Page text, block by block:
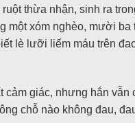
thừa nhận, sinh ra
một xóm nghèo, mười ba
lè lưỡi liếm máu trên
cảm giác, nhưng hắn vẫn
chỗ nào không đau,